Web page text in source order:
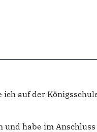
auf der
habe im